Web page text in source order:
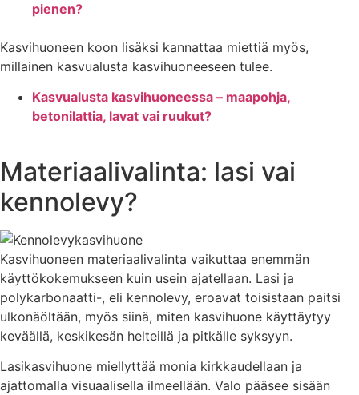
pienen?
Kasvihuoneen koon lisäksi kannattaa miettiä myös,
millainen kasvualusta kasvihuoneeseen tulee.
Kasvualusta kasvihuoneessa – maapohja,
betonilattia, lavat vai ruukut?
Materiaalivalinta: lasi vai
kennolevy?
Kasvihuoneen materiaalivalinta vaikuttaa enemmän
käyttökokemukseen kuin usein ajatellaan. Lasi ja
polykarbonaatti-, eli kennolevy, eroavat toisistaan paitsi
ulkonäöltään, myös siinä, miten kasvihuone käyttäytyy
keväällä, keskikesän helteillä ja pitkälle syksyyn.
Lasikasvihuone miellyttää monia kirkkaudellaan ja
ajattomalla visuaalisella ilmeellään. Valo pääsee sisään